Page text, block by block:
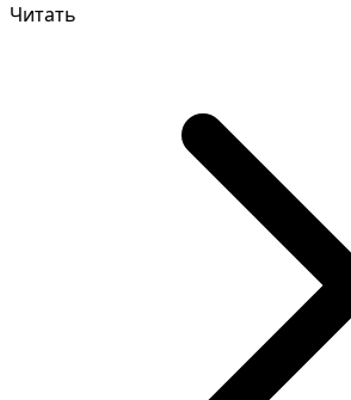
Читать